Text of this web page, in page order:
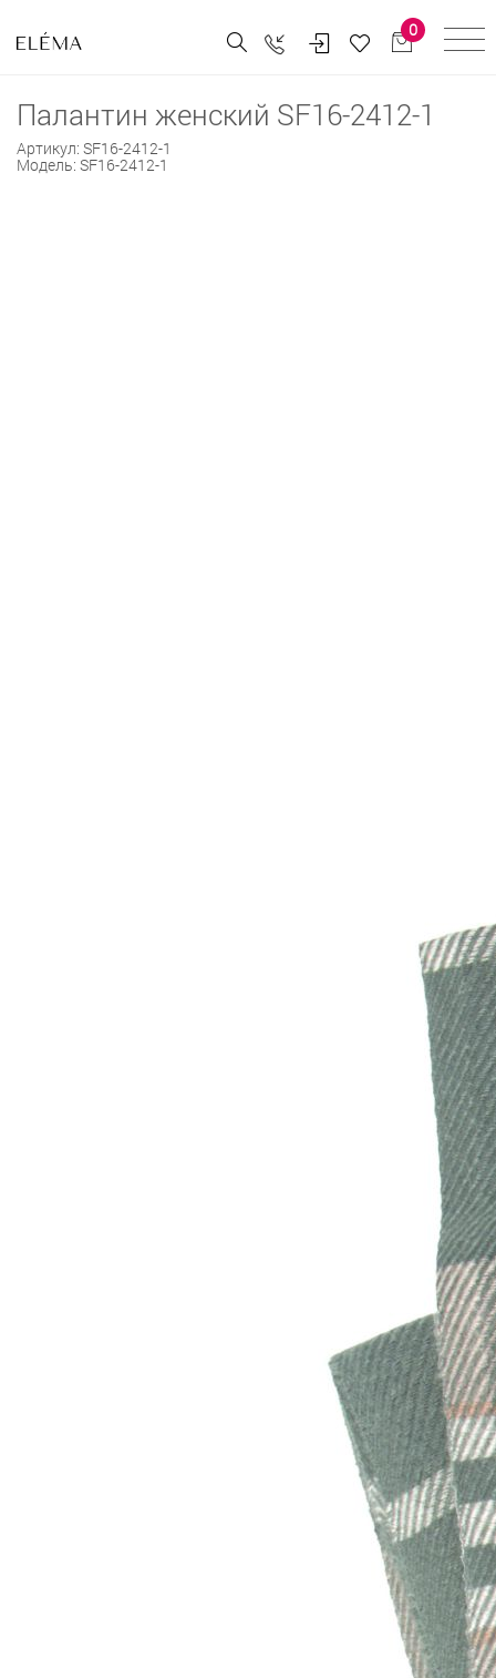
0
Палантин женский SF16-2412-1
Артикул: SF16-2412-1
Модель: SF16-2412-1